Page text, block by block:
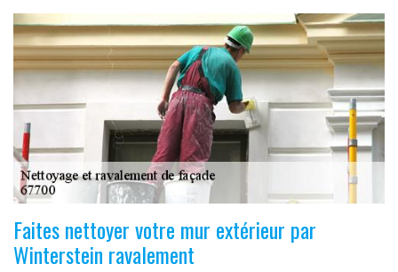
Faites nettoyer votre mur extérieur par
Winterstein ravalement